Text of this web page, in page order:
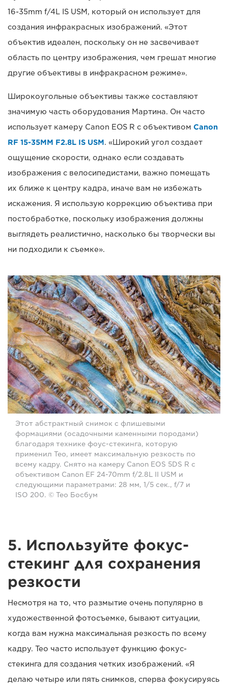
16-35mm f/4L IS USM, который он использует для
создания инфракрасных изображений. «Этот
объектив идеален, поскольку он не засвечивает
область по центру изображения, чем грешат многие
другие объективы в инфракрасном режиме».
Широкоугольные объективы также составляют
значимую часть оборудования Мартина. Он часто
использует камеру Canon EOS R с объективом Canon
RF 15-35MM F2.8L IS USM. «Широкий угол создает
ощущение скорости, однако если создавать
изображения с велосипедистами, важно помещать
их ближе к центру кадра, иначе вам не избежать
искажения. Я использую коррекцию объектива при
постобработке, поскольку изображения должны
выглядеть реалистично, насколько бы творчески вы
ни подходили к съемке».
Этот абстрактный снимок с флишевыми
формациями (осадочными каменными породами)
благодаря технике фоус-стекинга, которую
применил Тео, имеет максимальную резкость по
всему кадру. Снято на камеру Canon EOS 5DS R с
объективом Canon EF 24-70mm f/2.8L II USM и
следующими параметрами: 28 мм, 1/5 сек., f/7 и
ISO 200. © Тео Босбум
5. Используйте фокус-
стекинг для сохранения
резкости
Несмотря на то, что размытие очень популярно в
художественной фотосъемке, бывают ситуации,
когда вам нужна максимальная резкость по всему
кадру. Тео часто использует функцию фокус-
стекинга для создания четких изображений. «Я
делаю четыре или пять снимков, сперва фокусируясь